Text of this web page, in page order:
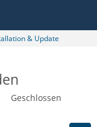
& Update
Geschlossen